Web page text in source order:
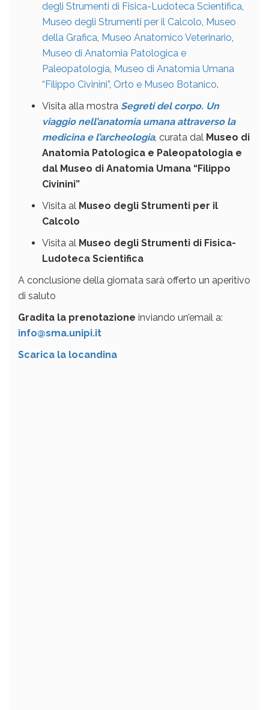
degli Strumenti di Fisica-Ludoteca Scientifica,
Museo degli Strumenti per il Calcolo, Museo
della Grafica, Museo Anatomico Veterinario,
Museo di Anatomia Patologica e
Paleopatologia, Museo di Anatomia Umana
“Filippo Civinini”, Orto e Museo Botanico.
Visita alla mostra Segreti del corpo. Un
viaggio nell’anatomia umana attraverso la
medicina e l’archeologia, curata dal Museo di
Anatomia Patologica e Paleopatologia e
dal Museo di Anatomia Umana “Filippo
Civinini”
Visita al Museo degli Strumenti per il
Calcolo
Visita al Museo degli Strumenti di Fisica-
Ludoteca Scientifica
A conclusione della giornata sarà offerto un aperitivo
di saluto
Gradita la prenotazione inviando un’email a:
info@sma.unipi.it
Scarica la locandina